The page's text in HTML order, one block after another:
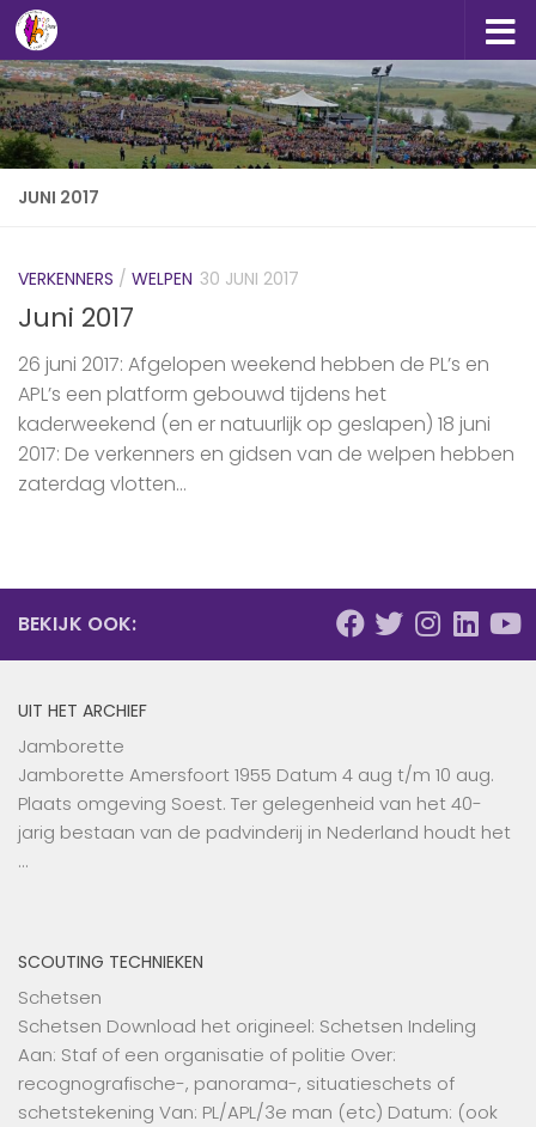
Doorgaan naar inhoud
JUNI 2017
VERKENNERS / WELPEN 30 JUNI 2017
Juni 2017
26 juni 2017: Afgelopen weekend hebben de PL’s en
APL’s een platform gebouwd tijdens het
kaderweekend (en er natuurlijk op geslapen) 18 juni
2017: De verkenners en gidsen van de welpen hebben
zaterdag vlotten...
BEKIJK OOK:
UIT HET ARCHIEF
Jamborette
Jamborette Amersfoort 1955 Datum 4 aug t/m 10 aug.
Plaats omgeving Soest. Ter gelegenheid van het 40-
jarig bestaan van de padvinderij in Nederland houdt het
…
SCOUTING TECHNIEKEN
Schetsen
Schetsen Download het origineel: Schetsen Indeling
Aan: Staf of een organisatie of politie Over:
recognografische-, panorama-, situatieschets of
schetstekening Van: PL/APL/3e man (etc) Datum: (ook